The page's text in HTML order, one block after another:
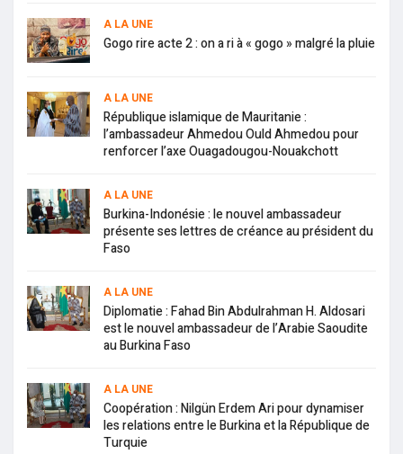
A LA UNE
Gogo rire acte 2 : on a ri à « gogo » malgré la pluie
A LA UNE
République islamique de Mauritanie :
l’ambassadeur Ahmedou Ould Ahmedou pour
renforcer l’axe Ouagadougou-Nouakchott
A LA UNE
Burkina-Indonésie : le nouvel ambassadeur
présente ses lettres de créance au président du
Faso
A LA UNE
Diplomatie : Fahad Bin Abdulrahman H. Aldosari
est le nouvel ambassadeur de l’Arabie Saoudite
au Burkina Faso
A LA UNE
Coopération : Nilgün Erdem Ari pour dynamiser
les relations entre le Burkina et la République de
Turquie